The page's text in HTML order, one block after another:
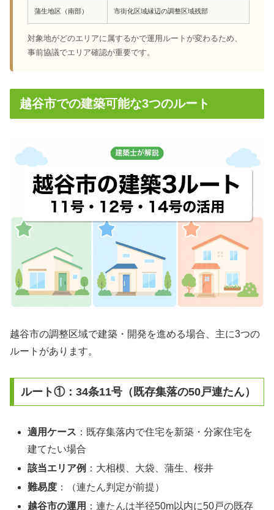
蒲生地区（南部） 市街化区域縁辺の調整区域残部
対象地がどのエリアに属するかで運用ルートが変わるため、
事前協議でエリア確認が重要です。
越谷市での建築可能な3つのルート
越谷市の調整区域で建築・開発を進める場合、主に3つの
ルートがあります。
ルート①：34条11号（既存集落の50戸連たん）
適用ケース ：既存集落内で住宅を新築・分家住宅を
建てたい場合
該当エリア例 ：大相模、大袋、蒲生、桜井
難易度 ：（連たん判定が前提）
越谷市の運用 ：連たんは半径50m以内に50戸の既存